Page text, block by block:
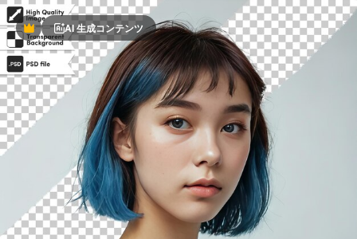
PremiumAI 生成コンテンツ